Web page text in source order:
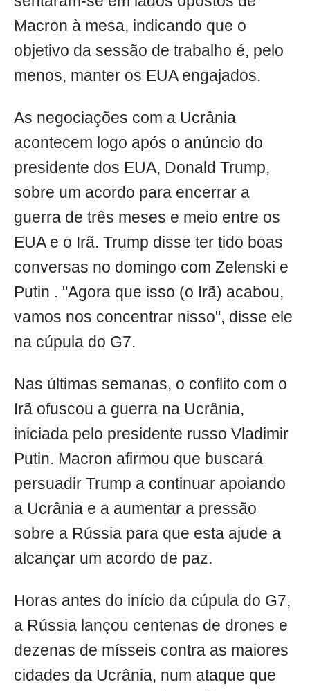
Macron à mesa, indicando que o
objetivo da sessão de trabalho é, pelo
menos, manter os EUA engajados.
As negociações com a Ucrânia
acontecem logo após o anúncio do
presidente dos EUA, Donald Trump,
sobre um acordo para encerrar a
guerra de três meses e meio entre os
EUA e o Irã. Trump disse ter tido boas
conversas no domingo com Zelenski e
Putin . "Agora que isso (o Irã) acabou,
vamos nos concentrar nisso", disse ele
na cúpula do G7.
Nas últimas semanas, o conflito com o
Irã ofuscou a guerra na Ucrânia,
iniciada pelo presidente russo Vladimir
Putin. Macron afirmou que buscará
persuadir Trump a continuar apoiando
a Ucrânia e a aumentar a pressão
sobre a Rússia para que esta ajude a
alcançar um acordo de paz.
Horas antes do início da cúpula do G7,
a Rússia lançou centenas de drones e
dezenas de mísseis contra as maiores
cidades da Ucrânia, num ataque que